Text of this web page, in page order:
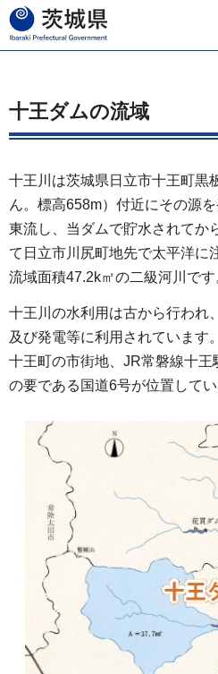
茨城県
十王ダムの流域
十王川は茨城県日立市十王町黒
ん。標高658m）付近にその源
東流し、当ダムで貯水されてか
て日立市川尻町地先で太平洋に
流域面積47.2k㎡の二級河川です
十王川の水利用は古から行われ
及び発電等に利用されています
十王町の市街地、JR常磐線十王
の要である国道6号が位置してい